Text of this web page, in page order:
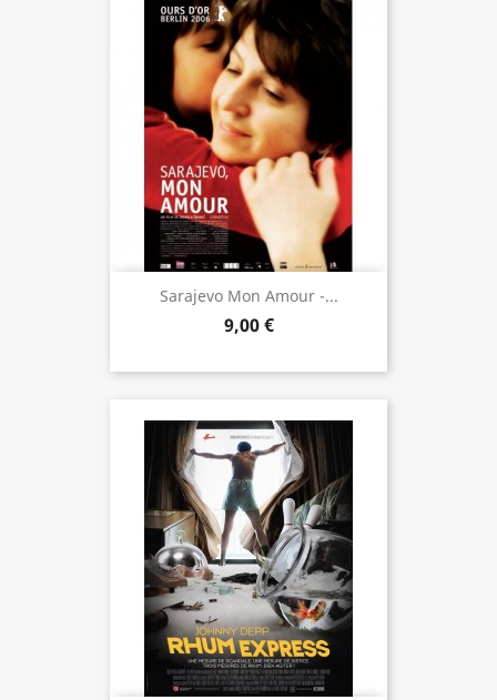
Sarajevo Mon Amour -...
9,00 €